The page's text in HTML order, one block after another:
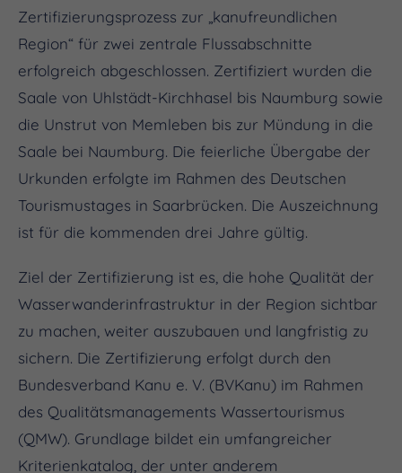
Zertifizierungsprozess zur „kanufreundlichen
Region“ für zwei zentrale Flussabschnitte
erfolgreich abgeschlossen. Zertifiziert wurden die
Saale von Uhlstädt-Kirchhasel bis Naumburg sowie
die Unstrut von Memleben bis zur Mündung in die
Saale bei Naumburg. Die feierliche Übergabe der
Urkunden erfolgte im Rahmen des Deutschen
Tourismustages in Saarbrücken. Die Auszeichnung
ist für die kommenden drei Jahre gültig.
Ziel der Zertifizierung ist es, die hohe Qualität der
Wasserwanderinfrastruktur in der Region sichtbar
zu machen, weiter auszubauen und langfristig zu
sichern. Die Zertifizierung erfolgt durch den
Bundesverband Kanu e. V. (BVKanu) im Rahmen
des Qualitätsmanagements Wassertourismus
(QMW). Grundlage bildet ein umfangreicher
Kriterienkatalog, der unter anderem